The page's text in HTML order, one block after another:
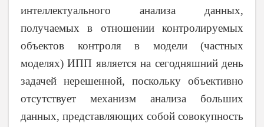
интеллектуального анализа данных,
получаемых в отношении контролируемых
объектов контроля в модели (частных
моделях) ИПП является на сегодняшний день
задачей нерешенной, поскольку объективно
отсутствует механизм анализа больших
данных, представляющих собой совокупность